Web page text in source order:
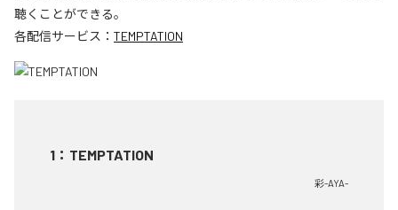
聴くことができる。
各配信サービス： TEMPTATION
1 ： TEMPTATION
彩-AYA-